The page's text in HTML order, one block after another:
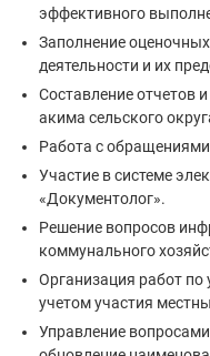
эффективного
Заполнение
деятельности и их
Составление отчетов
акима сельского
Работа с обращениями
Участие в системе
«Документолог».
Решение вопросов
коммунального
Организация работ по
учетом участия
Управление